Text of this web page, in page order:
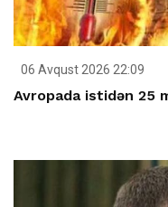
06 Avqust 2026 22:09
Avropada istidən 25